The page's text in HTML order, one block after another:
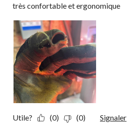
très confortable et ergonomique
Utile? (0) (0) Signaler